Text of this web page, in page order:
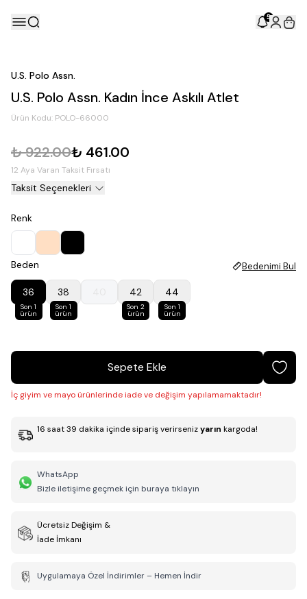
5
U.S. Polo Assn.
U.S. Polo Assn. Kadın İnce Askılı Atlet
Ürün Kodu: POLO-66000
₺ 922.00₺ 461.00
12 Aya Varan Taksit Fırsatı
Taksit Seçenekleri
Renk
Beden Bedenimi Bul
36
Son 1
ürün
38
Son 1
ürün
42
Son 2
ürün
44
Son 1
ürün
Sepete Ekle
İç giyim ve mayo ürünlerinde iade ve değişim yapılamamaktadır!
16 saat39 dakika içinde sipariş verirsenizyarın kargoda!
WhatsApp
Bizle iletişime geçmek için buraya tıklayın
Ücretsiz Değişim &
İade İmkanı
Uygulamaya Özel İndirimler – Hemen İndir